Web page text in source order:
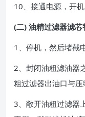
10、接通电源，开机
(二) 油精过滤器滤
1、停机，然后堵截
2、封闭油粗滤油器
粗过滤器出油口与压
3、敞开油粗过滤器